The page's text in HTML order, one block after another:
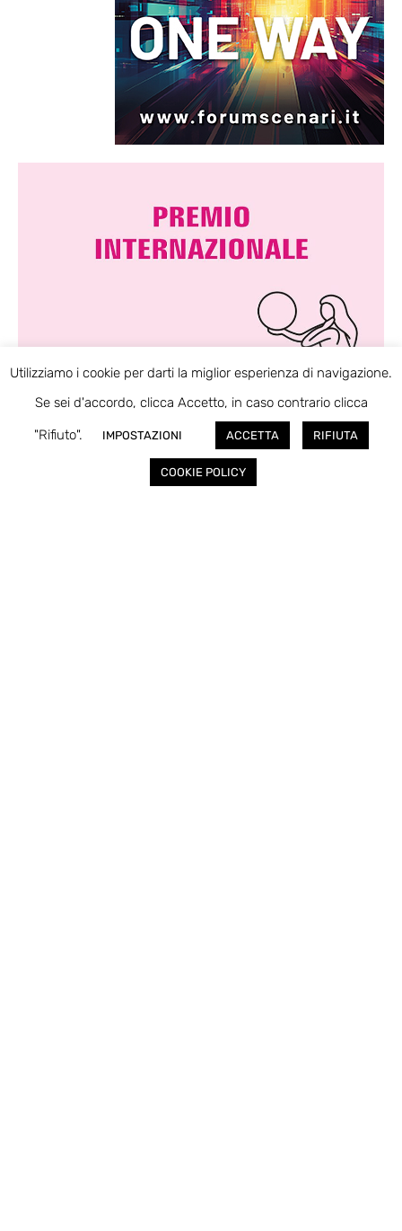
Utilizziamo i cookie per darti la miglior esperienza di navigazione.
Se sei d'accordo, clicca Accetto, in caso contrario clicca
"Rifiuto".
IMPOSTAZIONI ACCETTA RIFIUTA
COOKIE POLICY